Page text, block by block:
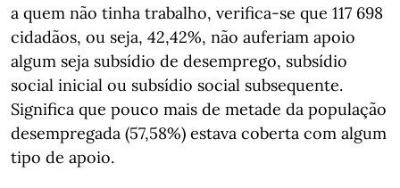
a quem não tinha trabalho, verifica-se que 117 698
cidadãos, ou seja, 42,42%, não auferiam apoio
algum seja subsídio de desemprego, subsídio
social inicial ou subsídio social subsequente.
Significa que pouco mais de metade da população
desempregada (57,58%) estava coberta com algum
tipo de apoio.